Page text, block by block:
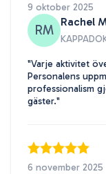
9 oktober 2025
RM
Rachel
"Varje aktivitet
Personalens
professionalism
gäster."
6 november 2025